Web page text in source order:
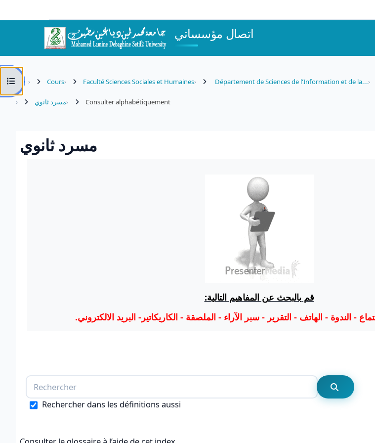
اتصال مؤسساتي
Ouvrir l’index du cours
Cours Faculté Sciences Sociales et Humaines Département de Sciences de l'Information et de la...
مسرد ثانوي Consulter alphabétiquement
مسرد ثانوي
قم بالبحث عن المفاهيم التالية:
- الندوة - الهاتف - التقرير - سبر الآراء - الملصقة - الكاريكاتير- البريد الالكتروني.
Rechercher
Rechercher
Rechercher dans les définitions aussi